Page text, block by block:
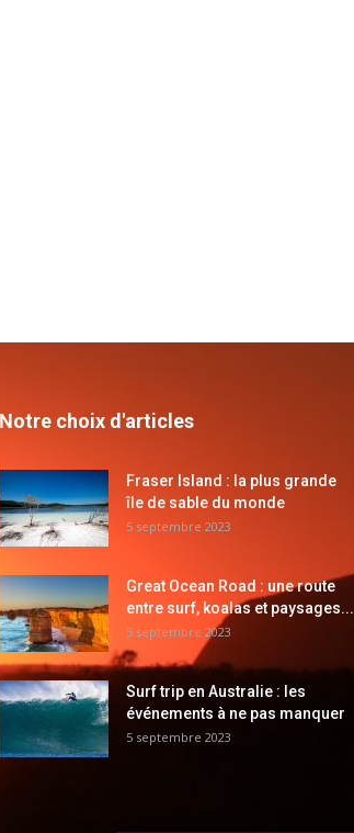
Notre choix d'articles
Fraser Island : la plus grande
île de sable du monde
5 septembre 2023
Great Ocean Road : une route
entre surf, koalas et paysages...
5 septembre 2023
Surf trip en Australie : les
événements à ne pas manquer
5 septembre 2023